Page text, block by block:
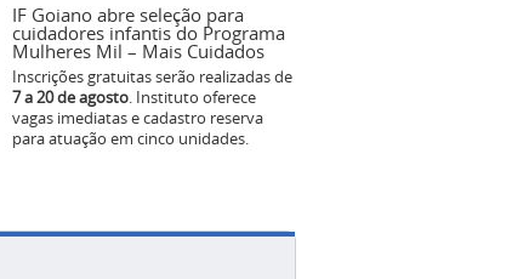
IF Goiano abre seleção para
cuidadores infantis do Programa
Mulheres Mil – Mais Cuidados
Inscrições gratuitas serão realizadas de
7 a 20 de agosto. Instituto oferece
vagas imediatas e cadastro reserva
para atuação em cinco unidades.